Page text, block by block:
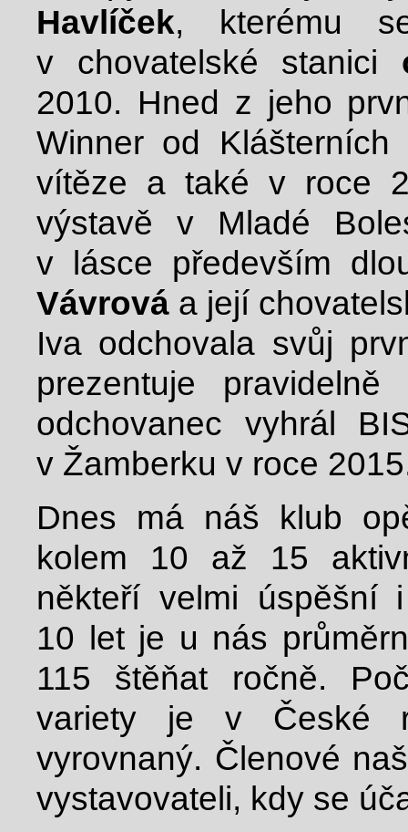
Havlíček, kterému
v chovatelské stanici
2010. Hned z jeho
Winner od
vítěze a také v roce
výstavě v Mladé
v lásce především
Vávrová a její
Iva odchovala svůj
prezentuje
odchovanec vyhrál
v Žamberku v roce
Dnes má náš klub
kolem 10 až 15
někteří velmi úspěšní
10 let je u nás
115 štěňat ročně.
variety je v České
vyrovnaný. Členové
vystavovateli, kdy se